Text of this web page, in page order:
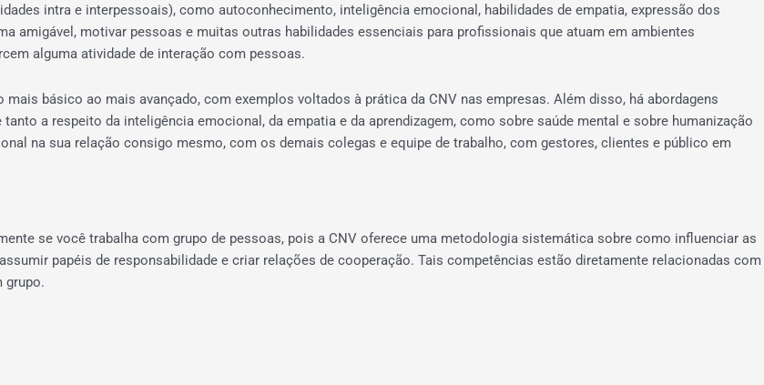
intra e interpessoais), como autoconhecimento, inteligência emocional, habilidades de empatia, expressão dos
amigável, motivar pessoas e muitas outras habilidades essenciais para profissionais que atuam em ambientes
alguma atividade de interação com pessoas.
básico ao mais avançado, com exemplos voltados à prática da CNV nas empresas. Além disso, há abordagens
a respeito da inteligência emocional, da empatia e da aprendizagem, como sobre saúde mental e sobre humanização
na sua relação consigo mesmo, com os demais colegas e equipe de trabalho, com gestores, clientes e público em
se você trabalha com grupo de pessoas, pois a CNV oferece uma metodologia sistemática sobre como influenciar as
papéis de responsabilidade e criar relações de cooperação. Tais competências estão diretamente relacionadas com
grupo.